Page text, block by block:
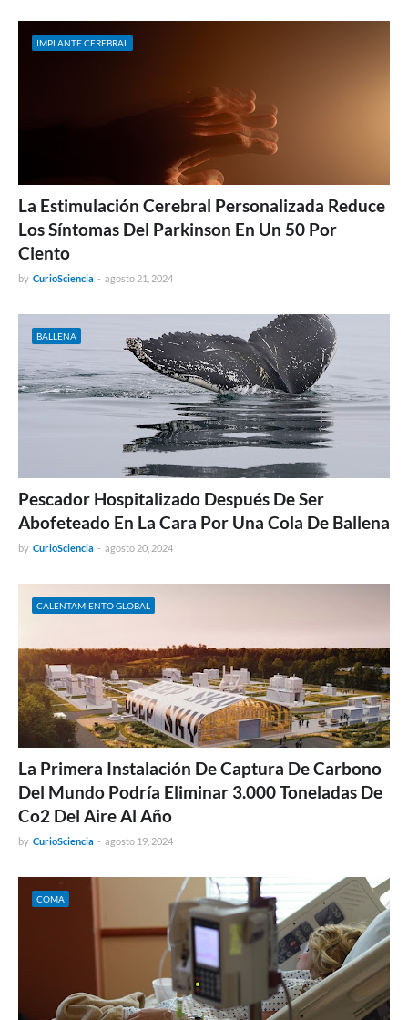
IMPLANTE CEREBRAL
La Estimulación Cerebral Personalizada Reduce
Los Síntomas Del Parkinson En Un 50 Por
Ciento
by CurioSciencia - agosto 21, 2024
BALLENA
Pescador Hospitalizado Después De Ser
Abofeteado En La Cara Por Una Cola De Ballena
by CurioSciencia - agosto 20, 2024
CALENTAMIENTO GLOBAL
La Primera Instalación De Captura De Carbono
Del Mundo Podría Eliminar 3.000 Toneladas De
Co2 Del Aire Al Año
by CurioSciencia - agosto 19, 2024
COMA